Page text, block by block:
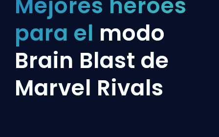
para el modo
Brain Blast de
Marvel Rivals